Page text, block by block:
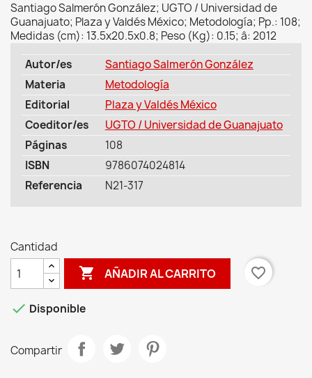
Santiago Salmerón González; UGTO / Universidad de
Guanajuato; Plaza y Valdés México; Metodología; Pp.: 108;
Medidas (cm): 13.5x20.5x0.8; Peso (Kg): 0.15; â: 2012
Autor/es
Santiago Salmerón González
Materia
Metodología
Editorial
Plaza y Valdés México
Coeditor/es
UGTO / Universidad de Guanajuato
Páginas
108
ISBN
9786074024814
Referencia
N21-317
Cantidad
 AÑADIR AL CARRITO favorite_border
 Disponible
Compartir